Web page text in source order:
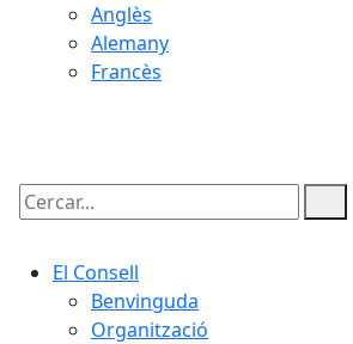
Anglès
Alemany
Francès
Cercar:
El Consell
Benvinguda
Organització